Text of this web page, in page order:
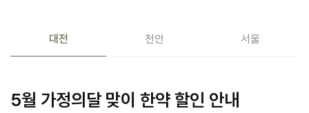
공지사항(대전,천안,서울)
대전 천안 서울
5월 가정의달 맞이 한약 할인 안내